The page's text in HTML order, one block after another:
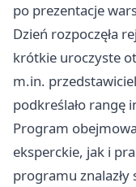
po prezentacje
Dzień rozpoczęła
krótkie uroczyste
m.in.
podkreślało rangę
Program
eksperckie, jak i
programu